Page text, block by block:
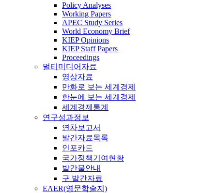
Policy Analyses
Working Papers
APEC Study Series
World Economy Brief
KIEP Opinions
KIEP Staff Papers
Proceedings
멀티미디어자료
영상자료
만화로 보는 세계경제
한눈에 보는 세계경제
세계경제통계
연구성과정보
연차보고서
발간자료목록
인포카드
국가정책기여현황
발간물안내
구 발간자료
EAER(영문학술지)